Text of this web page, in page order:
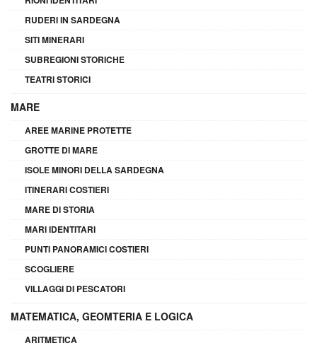
RUDERI IN SARDEGNA
SITI MINERARI
SUBREGIONI STORICHE
TEATRI STORICI
MARE
AREE MARINE PROTETTE
GROTTE DI MARE
ISOLE MINORI DELLA SARDEGNA
ITINERARI COSTIERI
MARE DI STORIA
MARI IDENTITARI
PUNTI PANORAMICI COSTIERI
SCOGLIERE
VILLAGGI DI PESCATORI
MATEMATICA, GEOMTERIA E LOGICA
ARITMETICA